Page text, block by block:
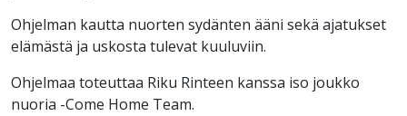
Ohjelman kautta nuorten sydänten ääni sekä ajatukset
elämästä ja uskosta tulevat kuuluviin.
Ohjelmaa toteuttaa Riku Rinteen kanssa iso joukko
nuoria -Come Home Team.